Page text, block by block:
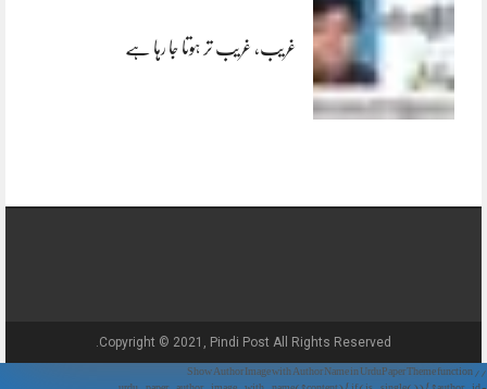
غریب، غریب تر ہوتا جا رہا ہے
Copyright © 2021, Pindi Post All Rights Reserved.
// Show Author Image with Author Name in UrduPaper Theme function
urdu_paper_author_image_with_name($content) { if (is_single()) { $author_id =